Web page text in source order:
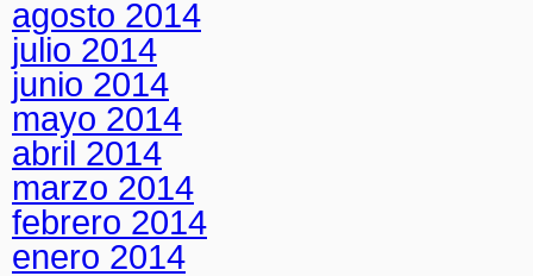
agosto 2014
julio 2014
junio 2014
mayo 2014
abril 2014
marzo 2014
febrero 2014
enero 2014